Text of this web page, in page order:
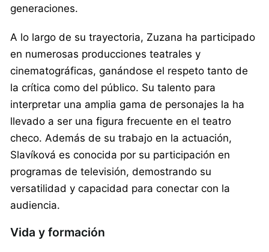
generaciones.
A lo largo de su trayectoria, Zuzana ha participado
en numerosas producciones teatrales y
cinematográficas, ganándose el respeto tanto de
la crítica como del público. Su talento para
interpretar una amplia gama de personajes la ha
llevado a ser una figura frecuente en el teatro
checo. Además de su trabajo en la actuación,
Slavíková es conocida por su participación en
programas de televisión, demostrando su
versatilidad y capacidad para conectar con la
audiencia.
Vida y formación